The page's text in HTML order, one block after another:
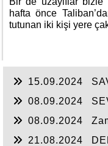
hafta önce
tutunan iki kişi yere
15.09.2024
08.09.2024
08.09.2024
21.08.2024